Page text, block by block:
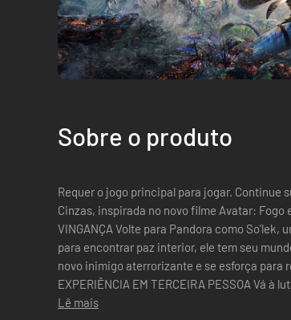
Sobre o produto
Requer o jogo principal para jogar. Continue sua aventura em Pandora com a expansão Das
Cinzas, inspirada no novo filme Avatar: Fogo
VINGANÇA Volte para Pandora como So'lek,
para encontrar paz interior, ele tem seu
novo inimigo aterrorizante e se esforça para
EXPERIÊNCIA EM TERCEIRA PESSOA Vá à
Lê mais